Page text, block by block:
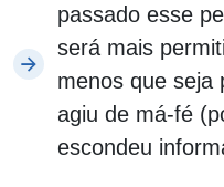
passado esse
será mais
menos que seja
agiu de má-fé
escondeu